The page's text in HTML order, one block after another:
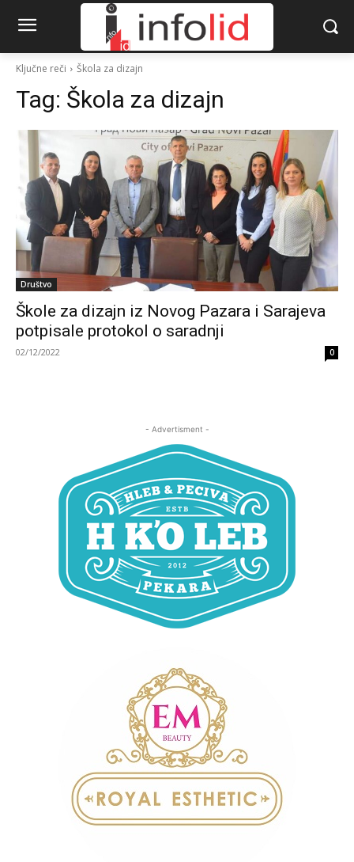
Ključne reči Škola za dizajn
Tag: Škola za dizajn
Društvo
Škole za dizajn iz Novog Pazara i Sarajeva
potpisale protokol o saradnji
02/12/2022 0
- Advertisment -